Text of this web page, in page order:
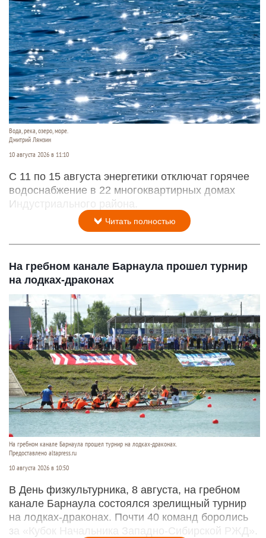
Вода, река, озеро, море.
Дмитрий Лямзин
10 августа 2026 в 11:10
С 11 по 15 августа энергетики отключат горячее
водоснабжение в 22 многоквартирных домах
Индустриального района.
Читать полностью
На гребном канале Барнаула прошел турнир
на лодках-драконах
На гребном канале Барнаула прошел турнир на лодках-драконах.
Предоставлено altapress.ru
10 августа 2026 в 10:50
В День физкультурника, 8 августа, на гребном
канале Барнаула состоялся зрелищный турнир
на лодках-драконах. Почти 40 команд боролись
за «Кубок Начальника Западно-Сибирской РЖД».